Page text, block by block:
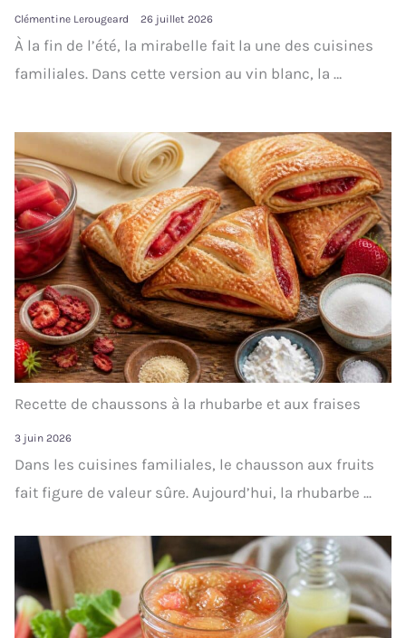
Clémentine Lerougeard 26 juillet 2026
À la fin de l’été, la mirabelle fait la une des cuisines
familiales. Dans cette version au vin blanc, la …
Recette de chaussons à la rhubarbe et aux fraises
3 juin 2026
Dans les cuisines familiales, le chausson aux fruits
fait figure de valeur sûre. Aujourd’hui, la rhubarbe ...